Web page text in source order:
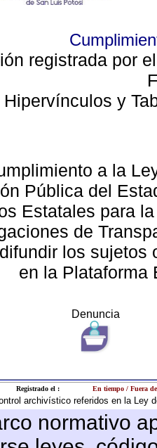
registrada por
Hipervínculos y
a la
Pública del
Estatales para
de
los sujetos
en la Plataforma
Denuncia
Registrado el : En tiempo / Fuera
archivístico referidos en la Ley
normativo